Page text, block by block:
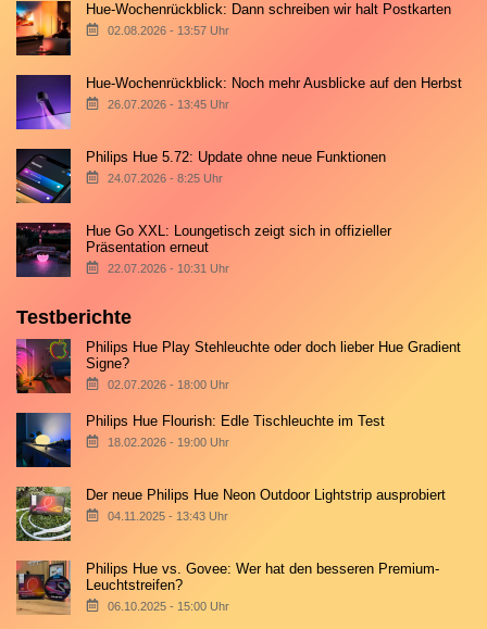
Hue-Wochenrückblick: Dann schreiben wir halt Postkarten
02.08.2026 - 13:57 Uhr
Hue-Wochenrückblick: Noch mehr Ausblicke auf den Herbst
26.07.2026 - 13:45 Uhr
Philips Hue 5.72: Update ohne neue Funktionen
24.07.2026 - 8:25 Uhr
Hue Go XXL: Loungetisch zeigt sich in offizieller
Präsentation erneut
22.07.2026 - 10:31 Uhr
Testberichte
Philips Hue Play Stehleuchte oder doch lieber Hue Gradient
Signe?
02.07.2026 - 18:00 Uhr
Philips Hue Flourish: Edle Tischleuchte im Test
18.02.2026 - 19:00 Uhr
Der neue Philips Hue Neon Outdoor Lightstrip ausprobiert
04.11.2025 - 13:43 Uhr
Philips Hue vs. Govee: Wer hat den besseren Premium-
Leuchtstreifen?
06.10.2025 - 15:00 Uhr